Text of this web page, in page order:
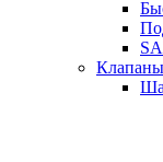
Клапаны